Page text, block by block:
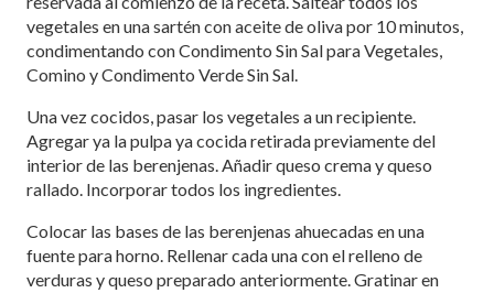
vegetales en una sartén con aceite de oliva por 10 minutos,
condimentando con Condimento Sin Sal para Vegetales,
Comino y Condimento Verde Sin Sal.
Una vez cocidos, pasar los vegetales a un recipiente.
Agregar ya la pulpa ya cocida retirada previamente del
interior de las berenjenas. Añadir queso crema y queso
rallado. Incorporar todos los ingredientes.
Colocar las bases de las berenjenas ahuecadas en una
fuente para horno. Rellenar cada una con el relleno de
verduras y queso preparado anteriormente. Gratinar en